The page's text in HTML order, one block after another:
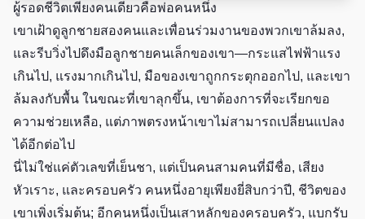
ผู้รอดชีวิตเพียงคนเดียวคือพ่อคนหนึ่ง
เขาเฝ้าดูลูกชายสองคนและเพื่อนร่วมงานของพวกเขาล้มลง,
และรีบวิ่งไปดึงมือลูกชายคนเล็กของเขา—กระแสไฟฟ้าแรง
เกินไป, แรงมากเกินไป, มือของเขาถูกกระตุกออกไป, และเขา
ล้มลงกับพื้น ในขณะที่เขาลุกขึ้น, เขาต้องการที่จะเรียกขอ
ความช่วยเหลือ, แต่ภาพตรงหน้าเขาไม่สามารถเปลี่ยนแปลง
ได้อีกต่อไป
นี่ไม่ใช่แค่ตัวเลขที่เย็นชา, แต่เป็นคนสามคนที่มีชื่อ, เสียง
หัวเราะ, และครอบครัว คนหนึ่งอายุเพียงยี่สิบกว่าปี, ชีวิตของ
เขาเพิ่งเริ่มต้น; อีกคนหนึ่งเป็นเสาหลักของครอบครัว, แบกรับ